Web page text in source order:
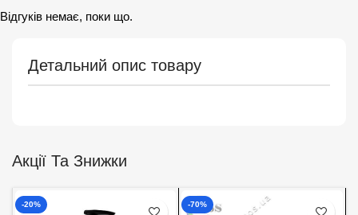
Детальний опис товару
Відгуків немає, поки що.
Акції Та Знижки
-20% -70%